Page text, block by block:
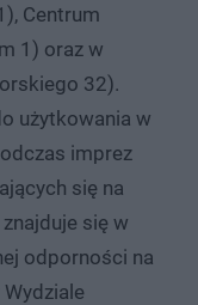
Centrum
1) oraz w
32).
użytkowania w
imprez
się na
się w
odporności na